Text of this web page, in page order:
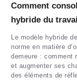
Comment
hybride du
Le modèle hybride
norme en matière
demeure : comment
et augmenter ses
des éléments de